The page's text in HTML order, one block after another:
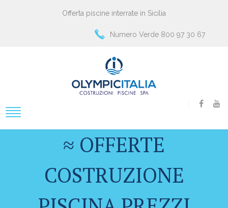
Offerta piscine interrate in Sicilia
Numero Verde 800 97 30 67
≈ OFFERTE
COSTRUZIONE